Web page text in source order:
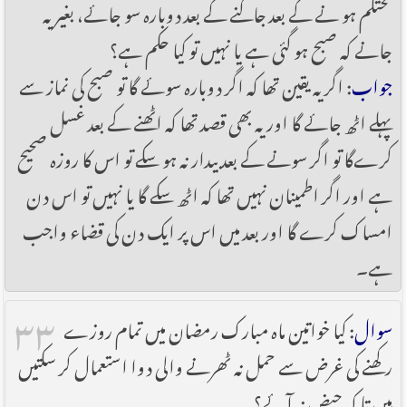
محتلم ہو نے کے بعد جاگنے کے بعد دوبارہ سو جائے، بغیر یہ
جانے کہ صبح ہو گئی ہے یا نہیں تو کیا حکم ہے؟
جواب: اگر یہ یقین تھا کہ اگر دوبارہ سوئے گا تو صبح کی نماز سے
پہلے اٹھ جائے گا اور یہ بھی قصد تھا کہ اٹھنے کے بعد غسل
کرےگا تو اگر سونے کے بعد بیدار نہ ہو سکے تو اس کا روزہ صحیح
ہے اور اگر اطمینان نہیں تھا کہ اٹھ سکے گا یا نہیں تو اس دن
امساک کرے گا اور بعد میں اس پر ایک دن کی قضاء واجب
ہے۔
۳۳ سوال: کیا خواتین ماہ مبارک رمضان میں تمام روزے
رکھنے کی غرض سے حمل نہ ٹھرنے والی دوا استعمال کر سکتیں